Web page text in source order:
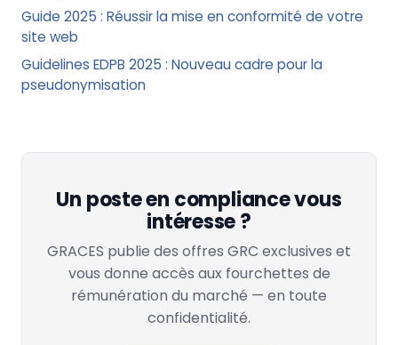
Guide 2025 : Réussir la mise en conformité de votre
site web
Guidelines EDPB 2025 : Nouveau cadre pour la
pseudonymisation
Un poste en compliance vous
intéresse ?
GRACES publie des offres GRC exclusives et
vous donne accès aux fourchettes de
rémunération du marché — en toute
confidentialité.